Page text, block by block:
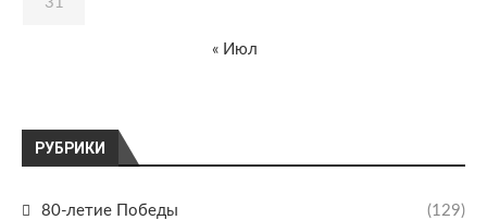
РУБРИКИ
80-летие Победы (129)
« Июл